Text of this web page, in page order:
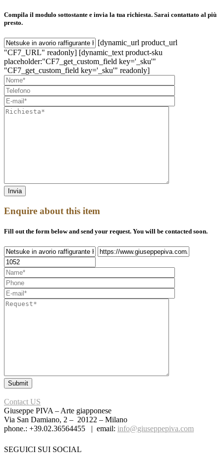
Compila il modulo sottostante e invia la tua richiesta. Sarai contattato al più
presto.
[dynamic_url product_url
"CF7_URL" readonly] [dynamic_text product-sku
placeholder:"CF7_get_custom_field key='_sku'"
"CF7_get_custom_field key='_sku'" readonly]
Enquire about this item
Fill out the form below and send your request. You will be contacted soon.
Contact US
Giuseppe PIVA – Arte giapponese
Via San Damiano, 2 – 20122 – Milano
phone.: +39.02.36564455 | email: info@giuseppepiva.com
SEGUICI SUI SOCIAL